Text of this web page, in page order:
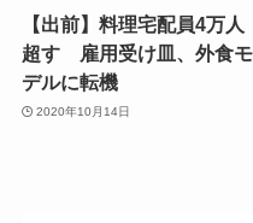
【出前】料理宅配員4万人
超す 雇用受け皿、外食モ
デルに転機
2020年10月14日